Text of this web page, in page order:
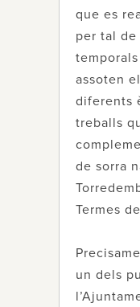
que es
per tal
assoten
diferents
treballs
de sorra
Termes
un dels